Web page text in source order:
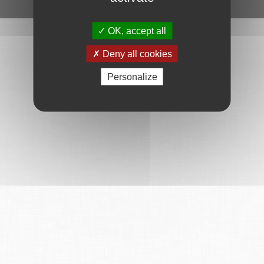
OK, accept all
Deny all cookies
Personalize
Ce service est proposé par